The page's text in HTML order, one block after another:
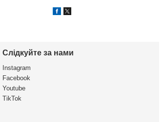
Слідкуйте за нами
Instagram
Facebook
Youtube
TikTok